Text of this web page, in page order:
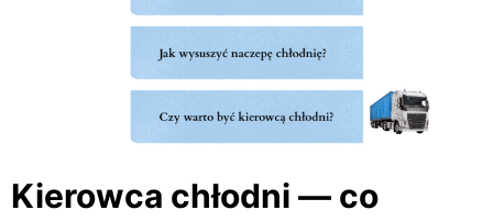
Kierowca chłodni — co